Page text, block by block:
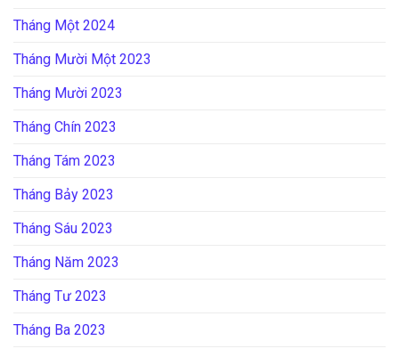
Tháng Một 2024
Tháng Mười Một 2023
Tháng Mười 2023
Tháng Chín 2023
Tháng Tám 2023
Tháng Bảy 2023
Tháng Sáu 2023
Tháng Năm 2023
Tháng Tư 2023
Tháng Ba 2023